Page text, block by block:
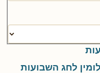
לחג השבועות